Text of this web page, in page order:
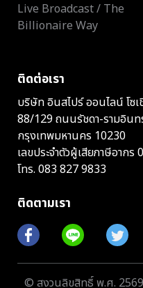
Live Broadcast / The
Billionaire Way
ติดต่อเรา
บริษัท อินสไปร์ ออนไลน์ โซเ
88/129 ถนนรัชดา-รามอินท
กรุงเทพมหานคร 10230
เลขประจำตัวผู้เสียภาษีอาก
โทร. 083 827 9833
ติดตามเรา
© สงวนลิขสิทธิ์ พ.ศ.